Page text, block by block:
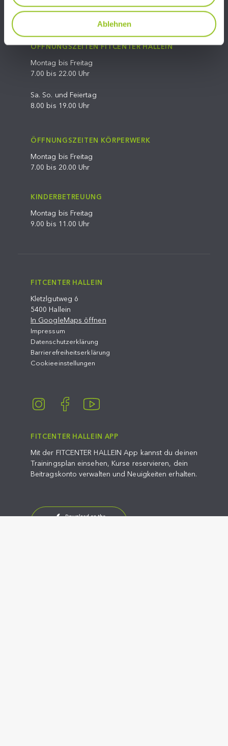
Ablehnen
info@fit-center-hallein.at
ÖFFNUNGSZEITEN FITCENTER HALLEIN
Montag bis Freitag
7.00 bis 22.00 Uhr
Sa. So. und Feiertag
8.00 bis 19.00 Uhr
ÖFFNUNGSZEITEN KÖRPERWERK
Montag bis Freitag
7.00 bis 20.00 Uhr
KINDERBETREUUNG
Montag bis Freitag
9.00 bis 11.00 Uhr
FITCENTER HALLEIN
Kletzlgutweg 6
5400 Hallein
In GoogleMaps öffnen
Impressum
Datenschutzerklärung
Barrierefreiheitserklärung
Cookieeinstellungen
FITCENTER HALLEIN APP
Mit der FITCENTER HALLEIN App kannst du deinen
Trainingsplan einsehen, Kurse reservieren, dein
Beitragskonto verwalten und Neuigkeiten erhalten.